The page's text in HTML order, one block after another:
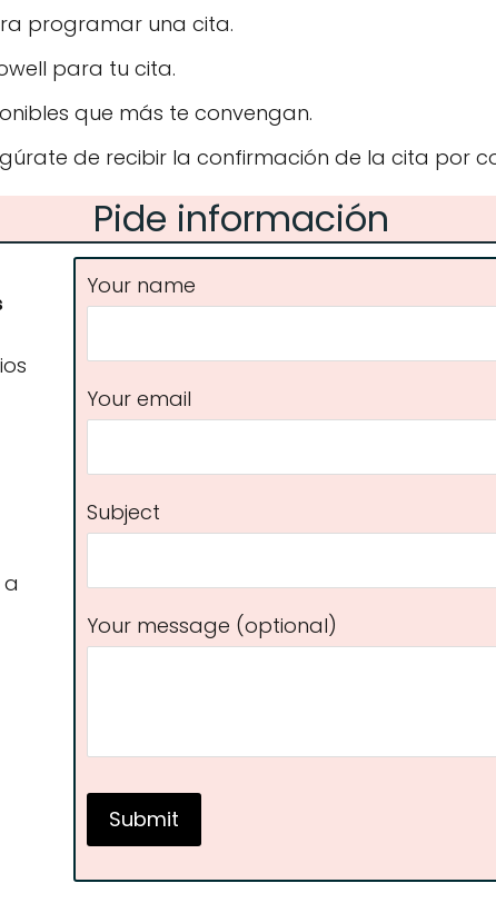
programar una cita.
para tu cita.
que más te convengan.
de recibir la confirmación de la cita por
Pide información
Your name
Your email
Subject
Your message (optional)